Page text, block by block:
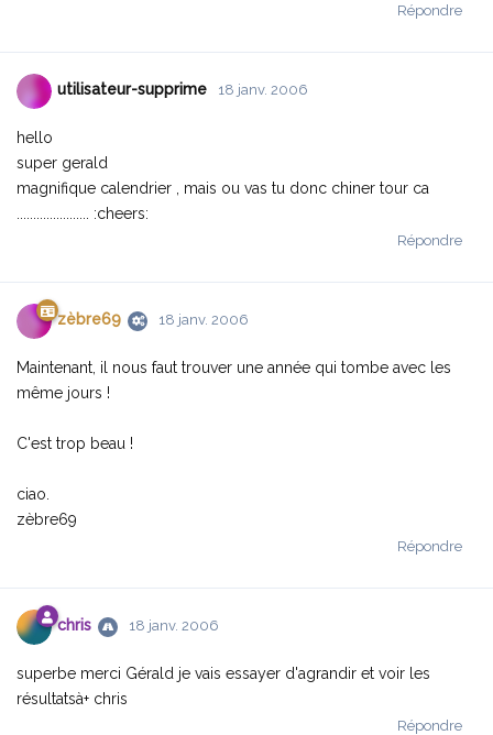
Répondre
utilisateur-supprime 18 janv. 2006
hello
super gerald
magnifique calendrier , mais ou vas tu donc chiner tour ca
...................... :cheers:
Répondre
zèbre69 18 janv. 2006
Maintenant, il nous faut trouver une année qui tombe avec les
même jours !
C'est trop beau !
ciao.
zèbre69
Répondre
chris 18 janv. 2006
superbe merci Gérald je vais essayer d'agrandir et voir les
résultatsà+ chris
Répondre